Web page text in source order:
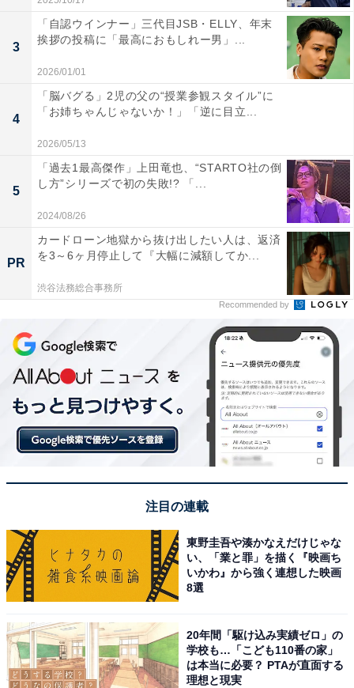
3
「自認ウインナー」三代目JSB・ELLY、年末
挨拶の投稿に「最高におもしれー男」...
2026/01/01
4
「脳バグる」2児の父の“授業参観スタイル”に
「お姉ちゃんじゃないか！」「逆に目立...
2026/05/13
5
「過去1最高傑作」上田竜也、“STARTO社の倒
し方”シリーズで初の失敗!? 「...
2024/08/26
PR
カードローン地獄から抜け出したい人は、返済
を3～6ヶ月停止して『大幅に減額してか...
渋谷法務総合事務所
Recommended by
注目の連載
東野圭吾や湊かなえだけじゃな
い、「業と罪」を描く『映画ち
いかわ』から強く連想した映画
8選
20年間「駆け込み実績ゼロ」の
学校も…「こども110番の家」
は本当に必要？ PTAが直面する
理想と現実